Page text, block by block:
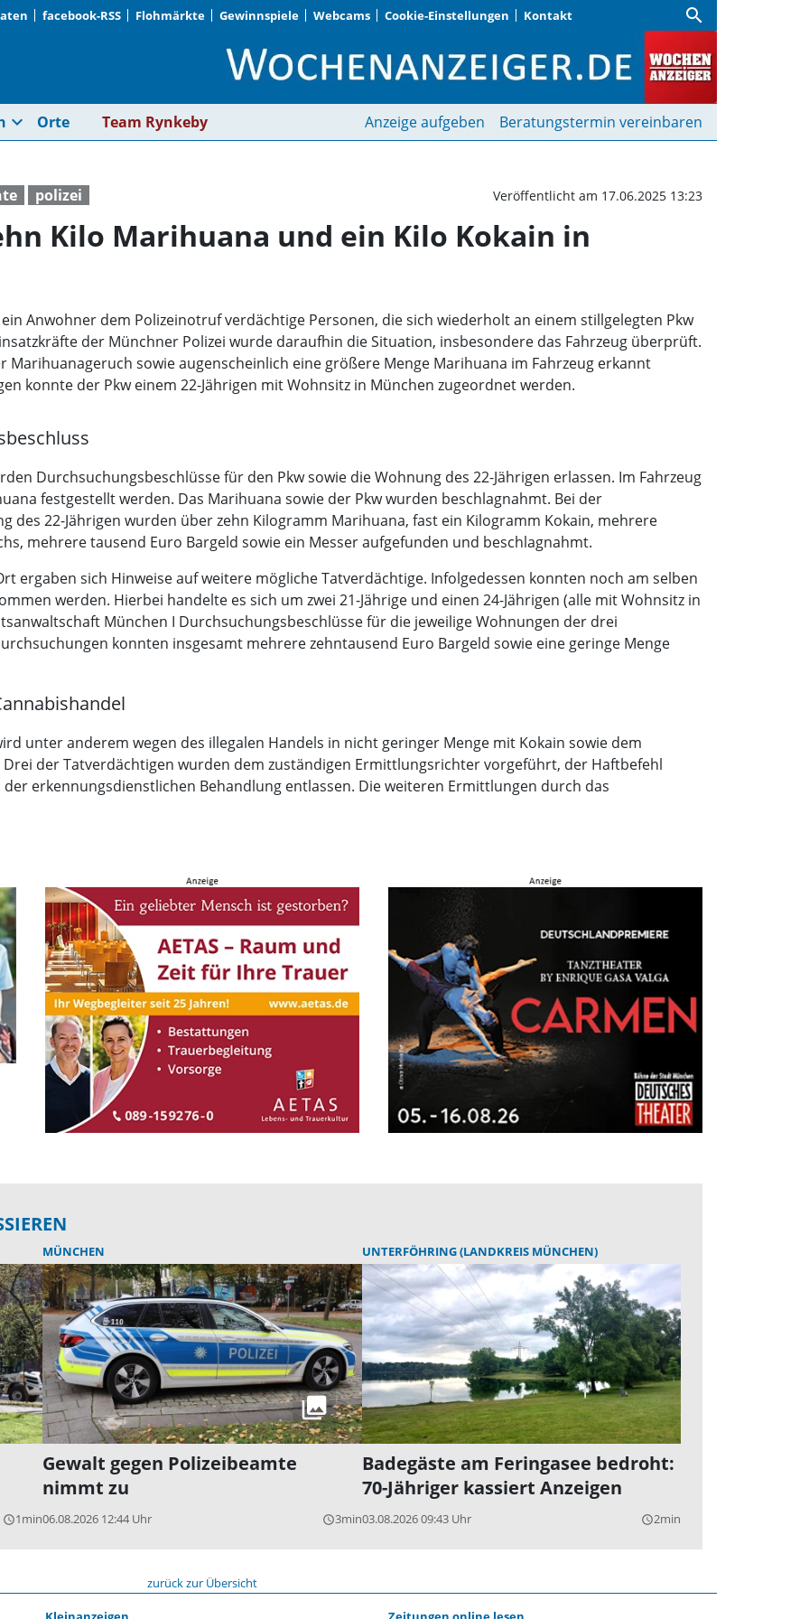
facebook-RSS Flohmärkte Gewinnspiele Webcams Cookie-Einstellungen Kontakt search
Polizei findet über zehn Kilo Marihuana und
expand_more Orte Team Rynkeby Anzeige aufgeben Beratungstermin vereinbaren
polizei Veröffentlicht am 17.06.2025 13:23
Kilo Marihuana und ein Kilo Kokain in
Anwohner dem Polizeinotruf verdächtige Personen, die sich wiederholt an einem stillgelegten Pkw
der Münchner Polizei wurde daraufhin die Situation, insbesondere das Fahrzeug überprüft.
Marihuanageruch sowie augenscheinlich eine größere Menge Marihuana im Fahrzeug erkannt
konnte der Pkw einem 22-Jährigen mit Wohnsitz in München zugeordnet werden.
Durchsuchungsbeschlüsse für den Pkw sowie die Wohnung des 22-Jährigen erlassen. Im Fahrzeug
festgestellt werden. Das Marihuana sowie der Pkw wurden beschlagnahmt. Bei der
des 22-Jährigen wurden über zehn Kilogramm Marihuana, fast ein Kilogramm Kokain, mehrere
mehrere tausend Euro Bargeld sowie ein Messer aufgefunden und beschlagnahmt.
ergaben sich Hinweise auf weitere mögliche Tatverdächtige. Infolgedessen konnten noch am selben
werden. Hierbei handelte es sich um zwei 21-Jährige und einen 24-Jährigen (alle mit Wohnsitz in
München I Durchsuchungsbeschlüsse für die jeweilige Wohnungen der drei
konnten insgesamt mehrere zehntausend Euro Bargeld sowie eine geringe Menge
unter anderem wegen des illegalen Handels in nicht geringer Menge mit Kokain sowie dem
der Tatverdächtigen wurden dem zuständigen Ermittlungsrichter vorgeführt, der Haftbefehl
der erkennungsdienstlichen Behandlung entlassen. Die weiteren Ermittlungen durch das
query_builder1min
MÜNCHEN
Gewalt gegen Polizeibeamte
nimmt zu
06.08.2026 12:44 Uhr query_builder3min
UNTERFÖHRING (LANDKREIS MÜNCHEN)
Badegäste am Feringasee bedroht:
70-Jähriger kassiert Anzeigen
03.08.2026 09:43 Uhr query_builder2min
zurück zur Übersicht